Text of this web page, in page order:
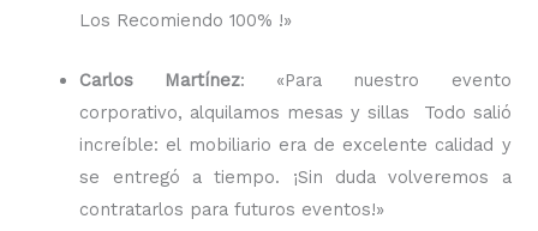
Los Recomiendo 100% !»
Carlos Martínez: «Para nuestro evento
corporativo, alquilamos mesas y sillas Todo salió
increíble: el mobiliario era de excelente calidad y
se entregó a tiempo. ¡Sin duda volveremos a
contratarlos para futuros eventos!»